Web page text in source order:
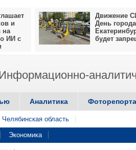
и
на
ИИ с
Движение
День города
будет
Аналитика
Челябинская область
Экономика